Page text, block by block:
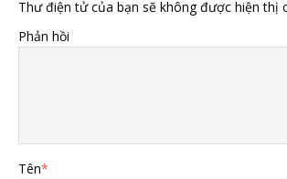
Thư điện tử của bạn sẽ không được hiện thị
Phản hồi
Tên*